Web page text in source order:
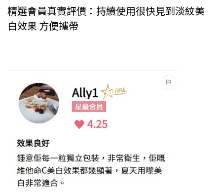
精選會員真實評價：持續使用很快見到淡紋美
白效果 方便攜帶